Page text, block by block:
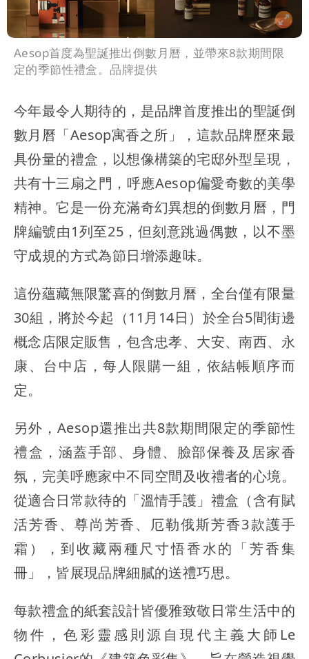
Aesop首度為聖誕推出倒數月曆，並帶來8款期間限
定的季節性禮盒。品牌提供
今年最令人期待的，是品牌首度推出的聖誕倒
數月曆「Aesop寓香之所」，這款品牌歷來最
具份量的禮盒，以想像構築的宅邸外型呈現，
共有十三扇之門，呼應Aesop偏愛奇數的美學
精神。它是一份充滿奇幻異想的倒數月曆，門
牌編號由1列至25，但刻意跳過偶數，以不墨
守成規的方式為節日增添趣味。
這份蘊藏無限驚喜的倒數月曆，全台僅有限量
30組，將於今起（11月14日）於全台5間街邊
概念店限定販售，包含忠孝、大安、南西、永
康、台中店，每人限購一組，依結帳順序而
定。
另外，Aesop還推出共8款期間限定的季節性
禮盒，涵蓋手部、身體、臉部保養及居家香
氛，完美呼應家中不同空間及收禮者的心境。
從適合日常款待的「溫情手護」禮盒（含有賦
活芳香、尊尚芳香、厄勒俄斯芳香3款護手
霜），到收藏兩種尺寸悟香水的「芳香集
冊」，皆展現品牌細膩的送禮巧思。
每款禮盒的紙套設計皆優雅致敬日常生活中的
物件，色彩靈感則源自現代主義大師Le